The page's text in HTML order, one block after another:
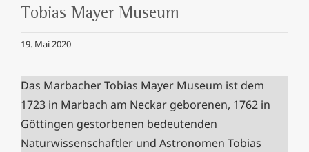
Tobias Mayer Museum
19. Mai 2020
Das Marbacher Tobias Mayer Museum ist dem
1723 in Marbach am Neckar geborenen, 1762 in
Göttingen gestorbenen bedeutenden
Naturwissenschaftler und Astronomen Tobias